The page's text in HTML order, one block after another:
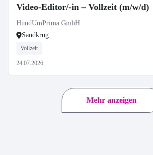
Video-Editor/-in – Vollzeit (m/w/d)
HundUmPrima GmbH
Sandkrug
Vollzeit
24.07.2026
Mehr anzeigen